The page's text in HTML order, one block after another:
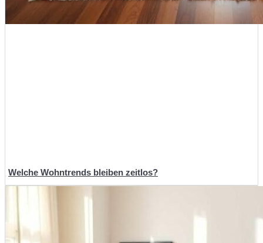
Welche Wohntrends bleiben zeitlos?